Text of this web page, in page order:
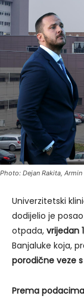
Photo: Dejan Rakita, Armin
Univerzitetski
dodijelio je
otpada, vrijedan
Banjaluke koja,
porodične veze
Prema